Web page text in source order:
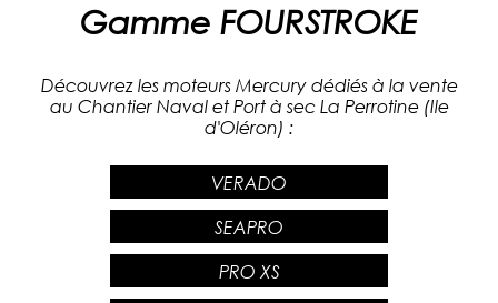
Gamme FOURSTROKE
Découvrez les moteurs Mercury dédiés à la vente
au Chantier Naval et Port à sec La Perrotine (Ile
d'Oléron) :
VERADO
SEAPRO
PRO XS